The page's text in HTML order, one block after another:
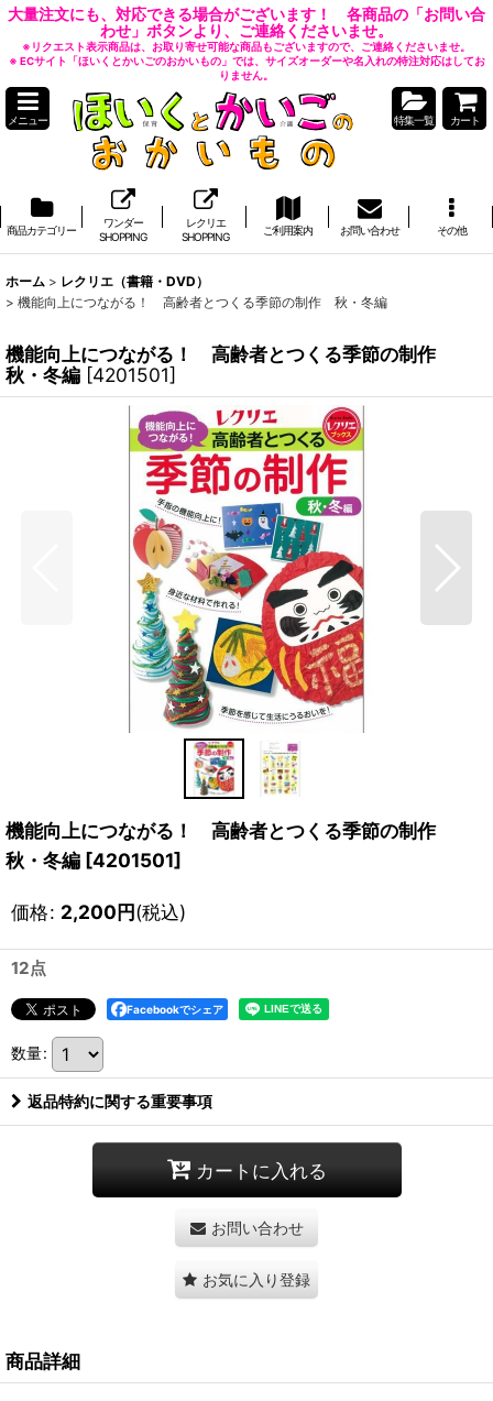
大量注文にも、対応できる場合がございます！ 各商品の「お問い合
わせ」ボタンより、ご連絡くださいませ。
※リクエスト表示商品は、お取り寄せ可能な商品もございますので、ご連絡くださいませ。
※ ECサイト「ほいくとかいごのおかいもの」では、サイズオーダーや名入れの特注対応はしてお
りません。
メニュー 特集一覧 カート
商品カテゴリー
ワンダー
SHOPPING
レクリエ
SHOPPING
ご利用案内 お問い合わせ その他
ホーム > レクリエ（書籍・DVD）
> 機能向上につながる！ 高齢者とつくる季節の制作 秋・冬編
機能向上につながる！ 高齢者とつくる季節の制作
秋・冬編 [4201501]
機能向上につながる！ 高齢者とつくる季節の制作
秋・冬編 [4201501]
価格: 2,200円(税込)
12点
Facebookでシェア
数量:
返品特約に関する重要事項
カートに入れる
お問い合わせ
お気に入り登録
商品詳細